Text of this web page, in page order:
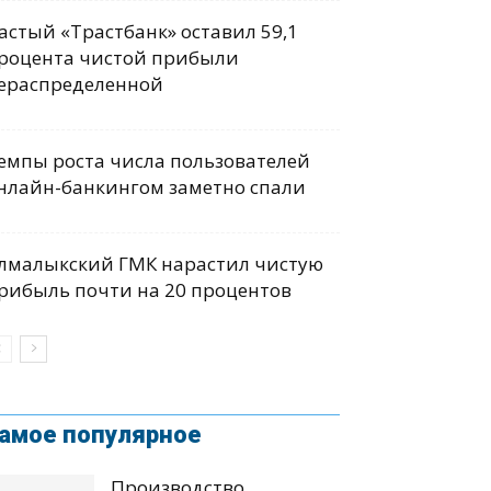
«Трастбанк» оставил 59,1
чистой прибыли
роста числа пользователей
банкингом заметно спали
ГМК нарастил чистую
почти на 20 процентов
популярное